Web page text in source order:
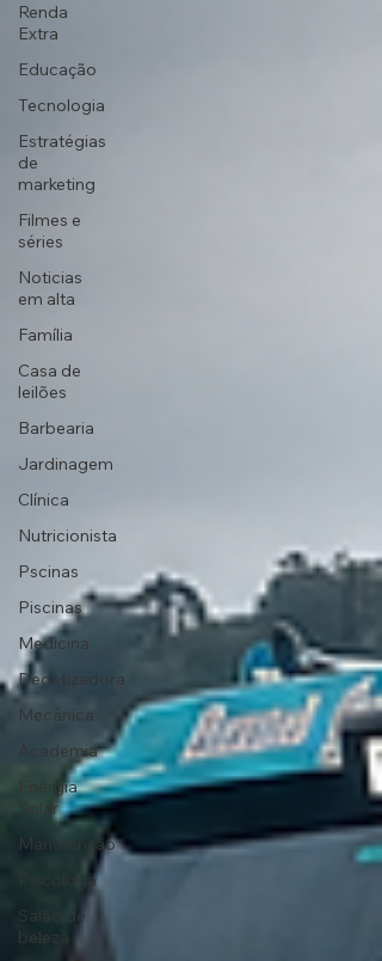
Renda
Extra
Educação
Tecnologia
Estratégias
de
marketing
Filmes e
séries
Noticias
em alta
Família
Casa de
leilões
Barbearia
Jardinagem
Clínica
Nutricionista
Pscinas
Piscinas
Medicina
Dedetizadora
Mecânica
Academia
Energia
Solar
Manutenção
Psicóloga
Salão de
beleza